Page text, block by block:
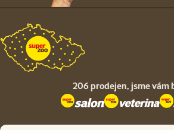
206 prodejen, jsme vám